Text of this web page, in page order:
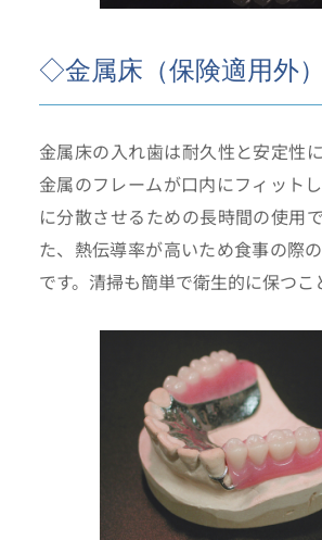
◇金属床（保険適用外）
金属床の入れ歯は耐久性と安定性
金属のフレームが口内にフィット
に分散させるための長時間の使用
た、熱伝導率が高いため食事の際
です。清掃も簡単で衛生的に保つこ